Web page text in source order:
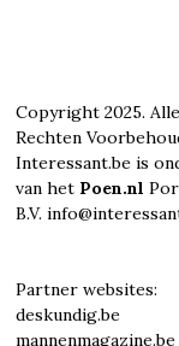
Copyright 2025. Alle
Rechten
Interessant.be is
van het Poen.nl
B.V.
Partner websites:
deskundig.be
mannenmagazine.be